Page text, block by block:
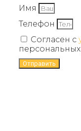
Имя
Телефон
Согласен с
Отправить